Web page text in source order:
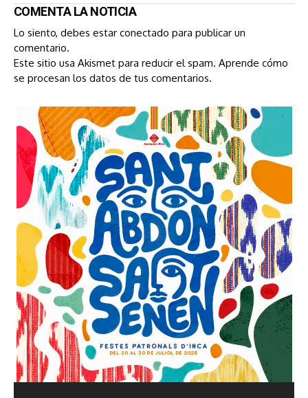
COMENTA LA NOTICIA
Lo siento, debes estar conectado para publicar un
comentario.
Este sitio usa Akismet para reducir el spam. Aprende cómo
se procesan los datos de tus comentarios.